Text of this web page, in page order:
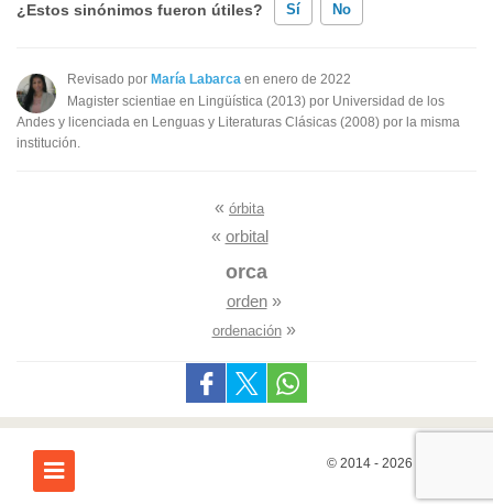
¿Estos sinónimos fueron útiles? Sí No
Existen sinónimos incorrectos
Ninguno de los sinónimos presentados me ayudó
Revisado por María Labarca en enero de 2022
Magister scientiae en Lingüística (2013) por Universidad de los
Andes y licenciada en Lenguas y Literaturas Clásicas (2008) por la misma
institución.
« órbita
« orbital
orca
orden»
ordenación»
© 2014 - 2026